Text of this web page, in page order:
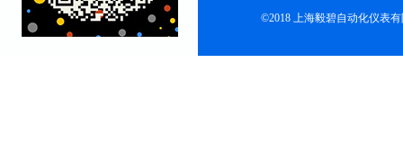
©2018 上海毅碧自动化仪表